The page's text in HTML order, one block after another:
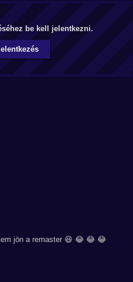
be kell jelentkezni.
jön a remaster 😆 😂 😂 😂